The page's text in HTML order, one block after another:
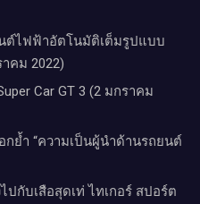
ต์ไฟฟ้าอัตโนมัติเต็มรูปแบบ
คม 2022)
Car GT 3 (2 มกราคม
กย้ำ “ความเป็นผู้นำด้านรถยนต์
กับเสือสุดเท่ ไทเกอร์ สปอร์ต